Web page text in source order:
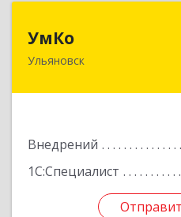
УмКо
Ульяновск
Внедрений
1С:Специалист